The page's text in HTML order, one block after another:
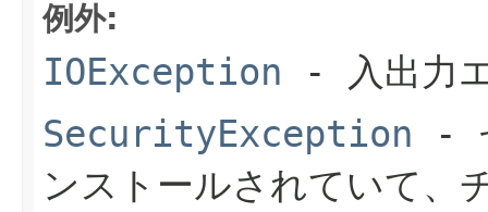
例外:
IOException - 入出力
SecurityException -
ンストールされていて、